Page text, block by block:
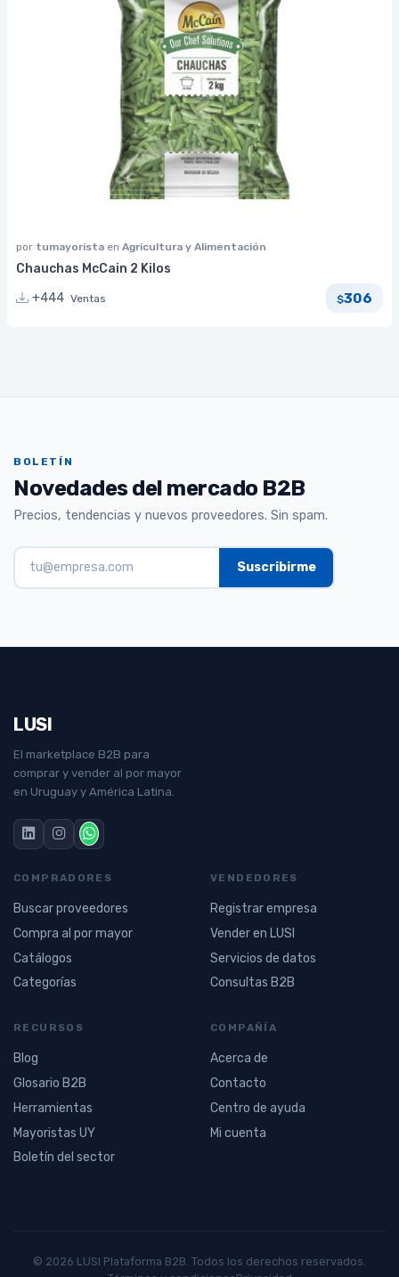
por tumayorista en Agricultura y Alimentación
Chauchas McCain 2 Kilos
+444 Ventas $306
BOLETÍN
Novedades del mercado B2B
Precios, tendencias y nuevos proveedores. Sin spam.
LUSI
El marketplace B2B para
comprar y vender al por mayor
en Uruguay y América Latina.
COMPRADORES
Buscar proveedores
Compra al por mayor
Catálogos
Categorías
VENDEDORES
Registrar empresa
Vender en LUSI
Servicios de datos
Consultas B2B
RECURSOS
Blog
Glosario B2B
Herramientas
Mayoristas UY
Boletín del sector
COMPAÑÍA
Acerca de
Contacto
Centro de ayuda
Mi cuenta
© 2026 LUSI Plataforma B2B. Todos los derechos reservados.